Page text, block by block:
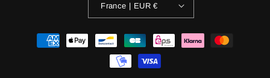
France | EUR €
Moyens